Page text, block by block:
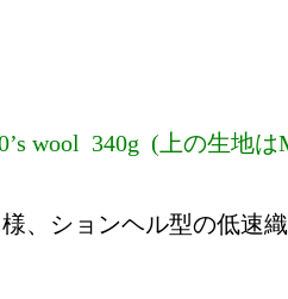
wool 340g (上の生地
、ションヘル型の低速